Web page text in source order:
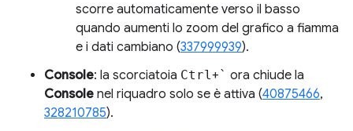
scorre automaticamente verso il basso
quando aumenti lo zoom del grafico a fiamma
e i dati cambiano (337999939).
Console: la scorciatoia Ctrl+` ora chiude la
Console nel riquadro solo se è attiva (40875466,
328210785).